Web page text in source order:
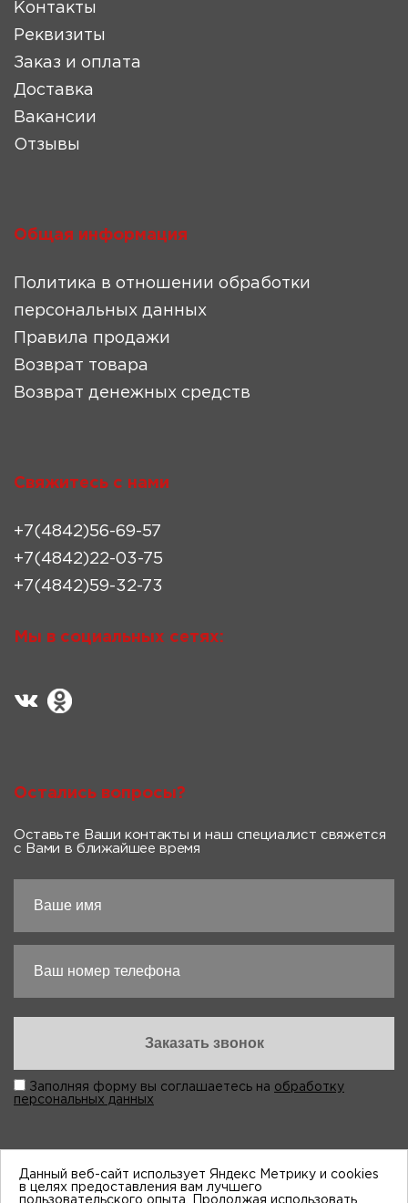
Контакты
Реквизиты
Заказ и оплата
Доставка
Вакансии
Отзывы
Общая информация
Политика в отношении обработки
персональных данных
Правила продажи
Возврат товара
Возврат денежных средств
Свяжитесь с нами
+7(4842)56-69-57
+7(4842)22-03-75
+7(4842)59-32-73
Мы в социальных сетях:
Остались вопросы?
Оставьте Ваши контакты и наш специалист свяжется
с Вами в ближайшее время
Заполняя форму вы соглашаетесь на обработку
персональных данных
Данный веб-сайт использует Яндекс Метрику и cookies
в целях предоставления вам лучшего
пользовательского опыта. Продолжая использовать